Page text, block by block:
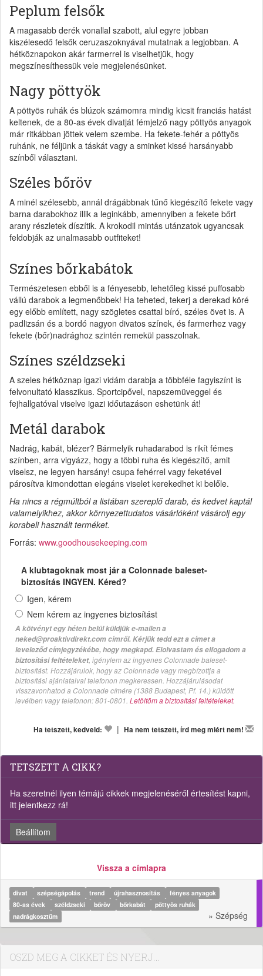
Peplum felsők
A magasabb derék vonallal szabott, alul egyre jobban
kiszélesedő felsők ceruzaszoknyával mutatnak a legjobban. A
hétköznapokon akár farmerrel is viselhetjük, hogy
megszínesíthessük vele megjelenésünket.
Nagy pöttyök
A pöttyös ruhák és blúzok számomra mindig kicsit franciás hatást
keltenek, de a 80-as évek divatját fémjelző nagy pöttyös anyagok
már ritkábban jöttek velem szembe. Ha fekete-fehér a pöttyös
ruhánk, ne féljünk a táskát vagy a sminket kissé harsányabb
színből választani.
Széles bőröv
A minél szélesebb, annál drágábbnak tűnő kiegészítő fekete vagy
barna darabokhoz illik a leginkább, amennyiben a fekete bőrt
arany részletek díszítik. A krokodil mintás utánzatok ugyancsak
feldobják az unalmasabb outfiteket!
Színes bőrkabátok
Természetesen ebből is a fényesebb, lehetőleg kissé puffosabb
vállú darabok a legmenőbbek! Ha teheted, tekerj a derekad köré
egy előbb említett, nagy szögletes csattal bíró, széles övet is. A
padlizsán és a bordó nagyon divatos színek, és farmerhez vagy
fekete (bőr)nadrághoz szintén remekül passzolnak.
Színes széldzseki
A szeles hétköznap igazi vidám darabja a többféle fagyiszínt is
felvonultató klasszikus. Sportcipővel, napszemüveggel és
fejhallgatóval viselve igazi időutazáson eshetünk át!
Metál darabok
Nadrág, kabát, blézer? Bármelyik ruhadarabod is rikít fémes
színben, arra vigyázz, hogy a többi ruha és kiegészítő, amit
viselsz, ne legyen harsány! csupa fehérrel vagy feketével
párosítva kimondottan elegáns viselet kerekedhet ki belőle.
Ha nincs a régmúltból a listában szereplő darab, és kedvet kaptál
valamelyikhez, akkor környezettudatos vásárlóként vásárolj egy
korabeli használt terméket.
Forrás: www.goodhousekeeping.com
A klubtagoknak most jár a Colonnade baleset-
biztosítás INGYEN. Kéred?
Igen, kérem
Nem kérem az ingyenes biztosítást
A kötvényt egy héten belül küldjük e-mailen a
neked@proaktivdirekt.com címről. Kérjük tedd ezt a címet a
leveleződ címjegyzékébe, hogy megkapd. Elolvastam és elfogadom a
biztosítási feltételeket, igénylem az ingyenes Colonnade baleset-
biztosítást. Hozzájárulok, hogy az Colonnade vagy megbízottja a
biztosítási ajánlataival telefonon megkeressen. Hozzájárulásodat
visszavonhatod a Colonnade címére (1388 Budapest, Pf. 14.) küldött
levélben vagy telefonon: 801-0801. Letöltöm a biztosítási feltételeket.
Ha tetszett, kedveld: | Ha nem tetszett, írd meg miért nem!
TETSZETT A CIKK?
Ha szeretnél ilyen témájú cikkek megjelenéséről értesítést kapni,
itt jelentkezz rá!
Beállítom
Vissza a címlapra
divat szépségápolás trend újrahasznosítás
fényes anyagok
80-as évek
széldzseki bőröv bőrkabát
pöttyös ruhák
nadrágkosztüm
» Szépség
OSZD MEG A CIKKET ÉS NYERJ...